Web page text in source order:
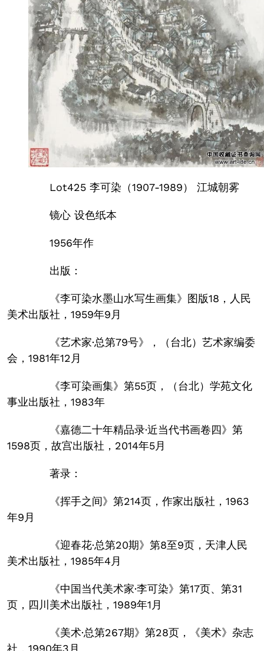
Lot425 李可染（1907-1989） 江城朝雾
镜心 设色纸本
1956年作
出版：
《李可染水墨山水写生画集》图版18，人民
美术出版社，1959年9月
《艺术家·总第79号》，（台北）艺术家编委
会，1981年12月
《李可染画集》第55页，（台北）学苑文化
事业出版社，1983年
《嘉德二十年精品录·近当代书画卷四》第
1598页，故宫出版社，2014年5月
著录：
《挥手之间》第214页，作家出版社，1963
年9月
《迎春花·总第20期》第8至9页，天津人民
美术出版社，1985年4月
《中国当代美术家·李可染》第17页、第31
页，四川美术出版社，1989年1月
《美术·总第267期》第28页，《美术》杂志
社，1990年3月